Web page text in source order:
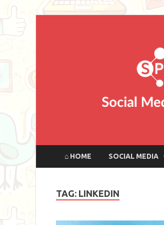
⌂ HOME SOCIAL MEDIA
TAG: LINKEDIN